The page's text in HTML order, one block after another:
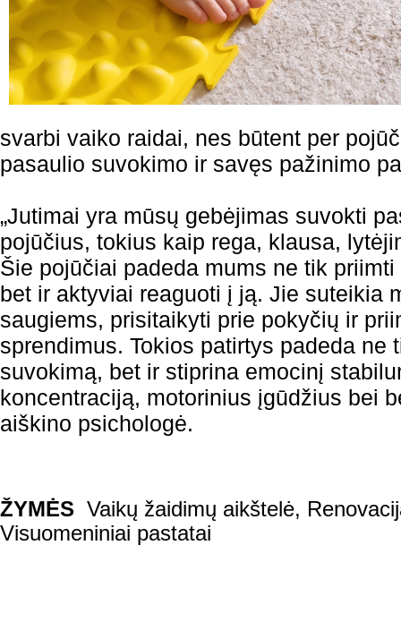
svarbi vaiko raidai, nes būtent per
pasaulio suvokimo ir savęs pažinimo
„Jutimai yra mūsų gebėjimas suvokti
pojūčius, tokius kaip rega, klausa,
Šie pojūčiai padeda mums ne tik
bet ir aktyviai reaguoti į ją. Jie suteikia
saugiems, prisitaikyti prie pokyčių ir
sprendimus. Tokios patirtys padeda ne
suvokimą, bet ir stiprina emocinį
koncentraciją, motorinius įgūdžius bei
aiškino psichologė.
ŽYMĖS Vaikų žaidimų aikštelė,
Visuomeniniai pastatai